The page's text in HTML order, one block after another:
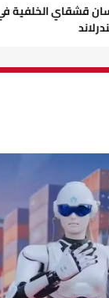
قشقاي الخلفية